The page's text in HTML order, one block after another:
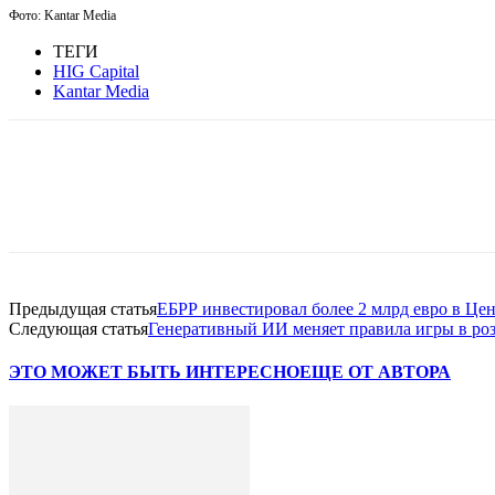
Фото: Kantar Media
ТЕГИ
HIG Capital
Kantar Media
Предыдущая статьяЕБРР инвестировал более 2 млрд евро в
Следующая статьяГенеративный ИИ меняет правила игры в
ЭТО МОЖЕТ БЫТЬ ИНТЕРЕСНОЕЩЕ ОТ АВТОРА